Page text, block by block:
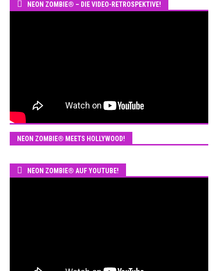
NEON ZOMBIE® – DIE VIDEO-RETROSPEKTIVE!
NEON ZOMBIE® MEETS HOLLYWOOD!
NEON ZOMBIE® AUF YOUTUBE!